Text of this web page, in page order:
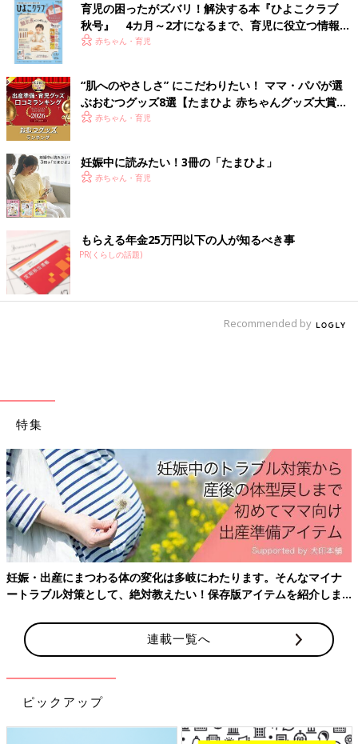
■映画でお父さん役を演じていた時に、子役への笑顔が自然だっ
た
■菅田くんがテレビで紹介していた家族の話が素敵だったので影
今回、「将来の理想のパパ」に名前のあがった皆さん、そして選
出コメントからは、優しく、穏やかで、家族を大切にするという
や友人と理想のパパについて語り合うのも楽しいかもしれません
ね。
文・たまひよONLINE編集部
■ 調査概要対象
たまひよのアプリ（まいにちのたまひよ）を利用されている方 計 13,515名
―性別 ：男性 949名 、女性 12,552名 、答えたくない・当てはまるものはない 14
名
―【妊娠月数】もしくはお子さまの【月齢・年齢】 ：妊娠中 7,335名 、生後 0~11
か月 4,470名 、1歳以上 1,676名 、答えたくない・当てはまるものはない 34名
い・当てはまるものはない 32名
期間：2021年 4月12日～ 4月14日
13,515人が選んだ「理想のパパランキン
の杉浦太陽さんが第1位に輝きました。2位はつ
育児の困ったがズバリ！解決する本『ひよこクラブ
秋号』 4カ月～2才になるまで、育児に役立つ情報が
いっぱい！
赤ちゃん・育児
“肌へのやさしさ” にこだわりたい！ ママ・パパが選
ぶおむつグッズ8選【たまひよ 赤ちゃんグッズ大賞
2026】
赤ちゃん・育児
妊娠中に読みたい！3冊の「たまひよ」
赤ちゃん・育児
もらえる年金25万円以下の人が知るべき事
PR(くらしの話題)
Recommended by
特集
妊娠・出産にまつわる体の変化は多岐にわたります。そんなマイナ
ートラブル対策として、絶対教えたい！保存版アイテムを紹介しま
連載一覧へ
ピックアップ